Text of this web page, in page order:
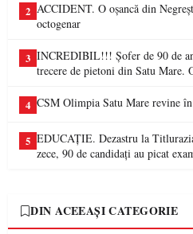
2 ACCIDENT. O oșancă din
octogenar
3 INCREDIBIL!!! Șofer de 90 de
trecere de pietoni din Satu Mare.
4 CSM Olimpia Satu Mare revine
5 EDUCAȚIE. Dezastru la
zece, 90 de candidați au picat
DIN ACEEAȘI CATEGORIE